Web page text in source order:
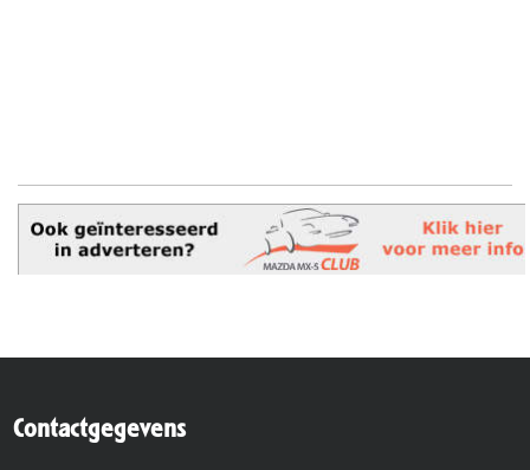
Contactgegevens